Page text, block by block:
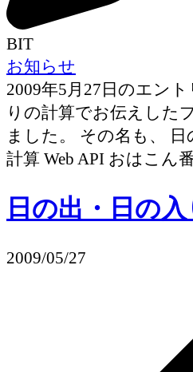
BIT
お知らせ
2009年5月27日のエン
りの計算でお伝えした
ました。 その名も、 日
計算 Web API おはこん
日の出・日の
2009/05/27